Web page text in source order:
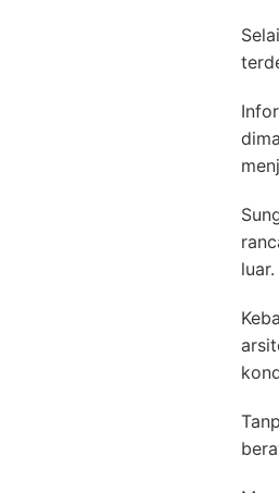
luar.